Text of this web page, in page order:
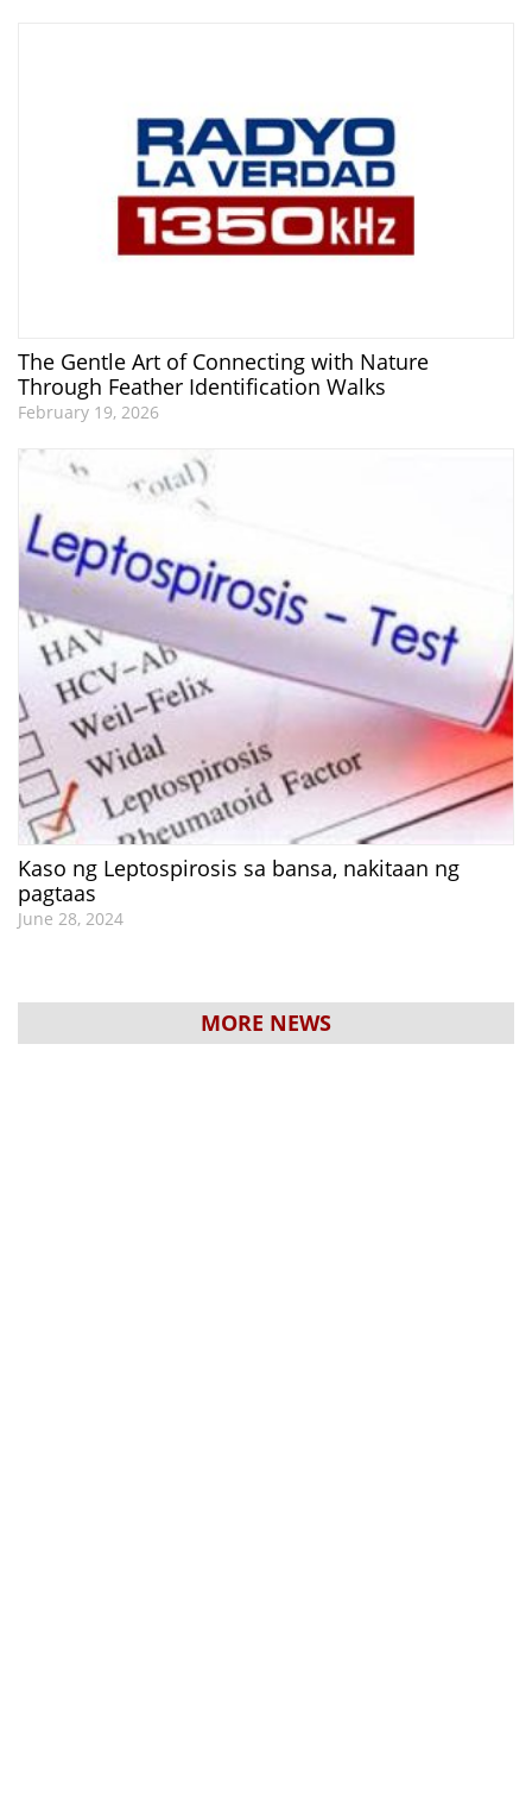
The Gentle Art of Connecting with Nature
Through Feather Identification Walks
February 19, 2026
Kaso ng Leptospirosis sa bansa, nakitaan ng
pagtaas
June 28, 2024
MORE NEWS